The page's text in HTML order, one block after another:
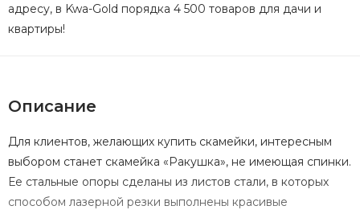
адресу, в Kwa-Gold порядка 4 500 товаров для дачи и
квартиры!
Описание
Для клиентов, желающих купить скамейки, интересным
выбором станет скамейка «Ракушка», не имеющая спинки.
Ее стальные опоры сделаны из листов стали, в которых
способом лазерной резки выполнены красивые